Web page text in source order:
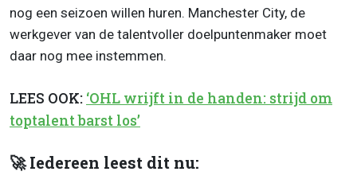
nog een seizoen willen huren. Manchester City, de
werkgever van de talentvoller doelpuntenmaker moet
daar nog mee instemmen.
LEES OOK: ‘OHL wrijft in de handen: strijd om
toptalent barst los’
🚀 Iedereen leest dit nu: